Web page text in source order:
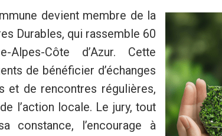
devient membre de la
Durables, qui rassemble 60
Côte d’Azur. Cette
de bénéficier d’échanges
et de rencontres régulières,
l’action locale. Le jury, tout
constance, l’encourage à